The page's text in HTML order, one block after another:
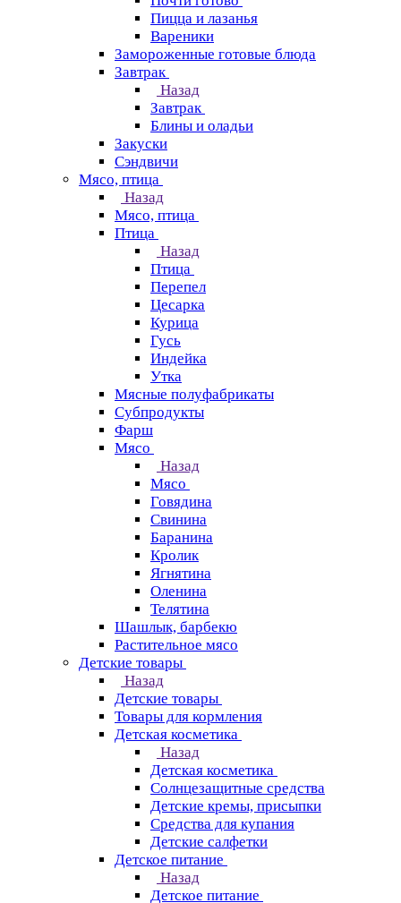
Пицца и лазанья
Вареники
Замороженные готовые блюда
Завтрак
Назад
Завтрак
Блины и оладьи
Закуски
Сэндвичи
Мясо, птица
Назад
Мясо, птица
Птица
Назад
Птица
Перепел
Цесарка
Курица
Гусь
Индейка
Утка
Мясные полуфабрикаты
Субпродукты
Фарш
Мясо
Назад
Мясо
Говядина
Свинина
Баранина
Кролик
Ягнятина
Оленина
Телятина
Шашлык, барбекю
Растительное мясо
Детские товары
Назад
Детские товары
Товары для кормления
Детская косметика
Назад
Детская косметика
Солнцезащитные средства
Детские кремы, присыпки
Средства для купания
Детские салфетки
Детское питание
Назад
Детское питание